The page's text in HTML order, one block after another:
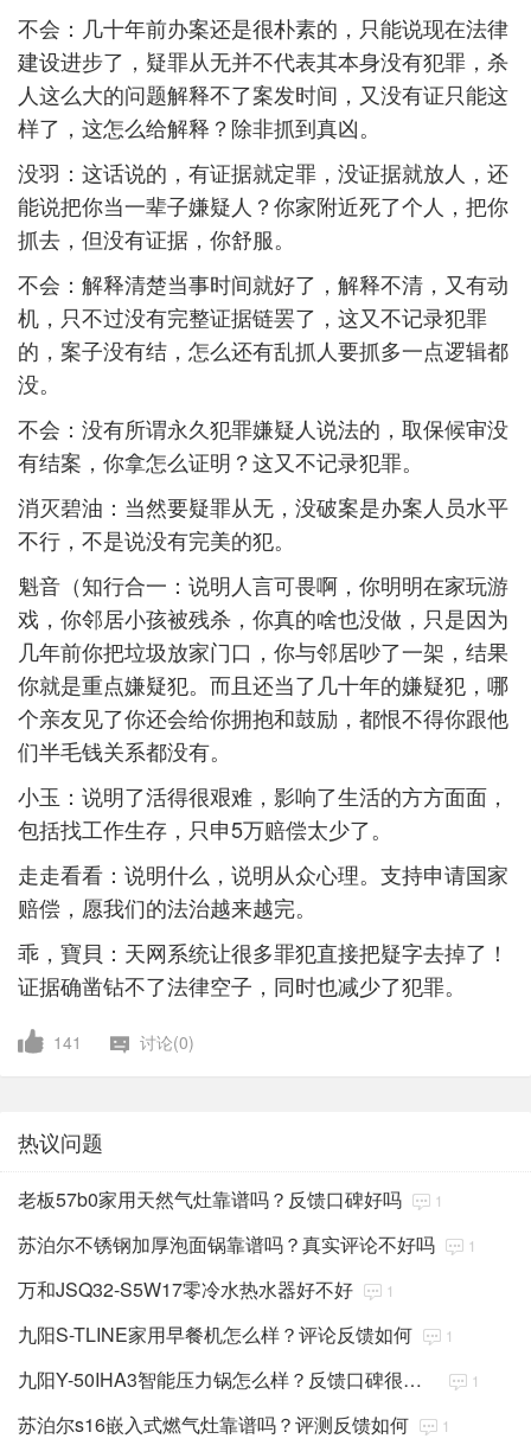
不会：几十年前办案还是很朴素的，只能说现在法律
建设进步了，疑罪从无并不代表其本身没有犯罪，杀
人这么大的问题解释不了案发时间，又没有证只能这
样了，这怎么给解释？除非抓到真凶。
没羽：这话说的，有证据就定罪，没证据就放人，还
能说把你当一辈子嫌疑人？你家附近死了个人，把你
抓去，但没有证据，你舒服。
不会：解释清楚当事时间就好了，解释不清，又有动
机，只不过没有完整证据链罢了，这又不记录犯罪
的，案子没有结，怎么还有乱抓人要抓多一点逻辑都
没。
不会：没有所谓永久犯罪嫌疑人说法的，取保候审没
有结案，你拿怎么证明？这又不记录犯罪。
消灭碧油：当然要疑罪从无，没破案是办案人员水平
不行，不是说没有完美的犯。
魁音（知行合一：说明人言可畏啊，你明明在家玩游
戏，你邻居小孩被残杀，你真的啥也没做，只是因为
几年前你把垃圾放家门口，你与邻居吵了一架，结果
你就是重点嫌疑犯。而且还当了几十年的嫌疑犯，哪
个亲友见了你还会给你拥抱和鼓励，都恨不得你跟他
们半毛钱关系都没有。
小玉：说明了活得很艰难，影响了生活的方方面面，
包括找工作生存，只申5万赔偿太少了。
走走看看：说明什么，说明从众心理。支持申请国家
赔偿，愿我们的法治越来越完。
乖，寶貝：天网系统让很多罪犯直接把疑字去掉了！
证据确凿钻不了法律空子，同时也减少了犯罪。
141 讨论(0)
热议问题
老板57b0家用天然气灶靠谱吗？反馈口碑好吗 1
苏泊尔不锈钢加厚泡面锅靠谱吗？真实评论不好吗 1
万和JSQ32-S5W17零冷水热水器好不好 1
九阳S-TLINE家用早餐机怎么样？评论反馈如何 1
九阳Y-50IHA3智能压力锅怎么样？反馈口碑很好吗 1
苏泊尔s16嵌入式燃气灶靠谱吗？评测反馈如何 1